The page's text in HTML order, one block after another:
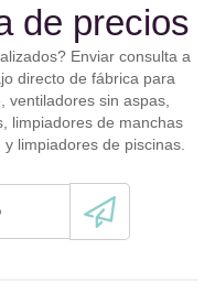
de precios
Enviar consulta a
directo de fábrica para
ventiladores sin aspas,
limpiadores de manchas
limpiadores de piscinas.